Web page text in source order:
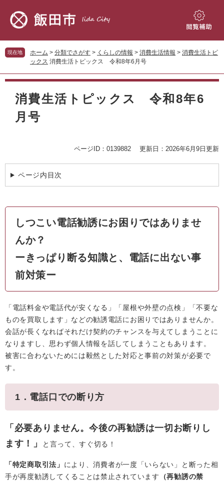
先
頭
す。
を
飛
し
閲
補
現在地 ホーム > 分類でさがす > くらしの情報 > 消費生活情報 > 消費生活トピ
ックス 消費生活トピックス 令和8年6月号
本
消費生活トピックス 令和8年6
月号
ページID：0139882 更新日：2026年6月9日更新
ページ内目次
しつこい電話勧誘にお困りではありませ
んか？
ーきっぱり断る知識と、電話に出ない事
前対策ー
「電話料金や電話代が安くなる」「屋根や外壁の点検」「不要な
ものを買取します」などの勧誘電話にお困りではありませんか。
会話が長くなればそれだけ契約のチャンスを与えてしまうことに
なりますし、思わず個人情報を話してしまうこともあります。
被害に合わないためには毅然とした対応と事前の対策が必要で
す。
1．電話口での断り方
「必要ありません。今後の再勧誘は一切お断りし
ます！」
と言って、すぐ切る！
「特定商取引法」 により、消費者が一度「いらない」と断った相
手が再度勧誘してくることは禁止されています
（再勧誘の禁